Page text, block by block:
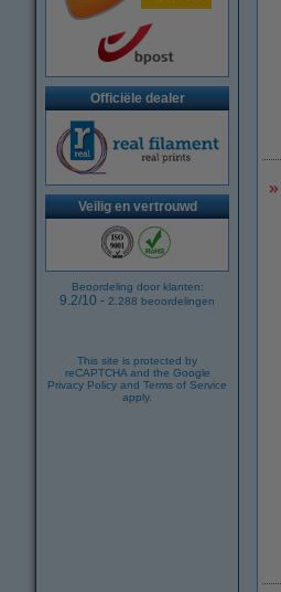
Officiële dealer
Veilig en vertrouwd
Beoordeling door klanten:
9.2/10 - 2.288 beoordelingen
This site is protected by
reCAPTCHA and the Google
Privacy Policy and Terms of Service
apply.